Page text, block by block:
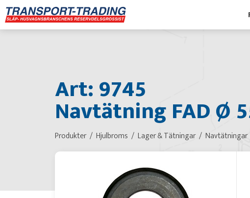
Art: 9745
Navtätning FAD Ø
Produkter Hjulbroms Lager & Tätningar Navtätningar